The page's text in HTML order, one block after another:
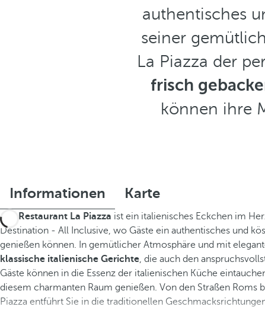
authentisches
seiner
La Piazza der
frisch
können ihre
Informationen Karte
Das Restaurant La Piazza ist ein italienisches Eckchen im
Destination - All Inclusive, wo Gäste ein authentisches und
genießen können. In gemütlicher Atmosphäre und mit
klassische italienische Gerichte, die auch den
Gäste können in die Essenz der italienischen Küche
diesem charmanten Raum genießen. Von den Straßen Roms
Piazza entführt Sie in die traditionellen